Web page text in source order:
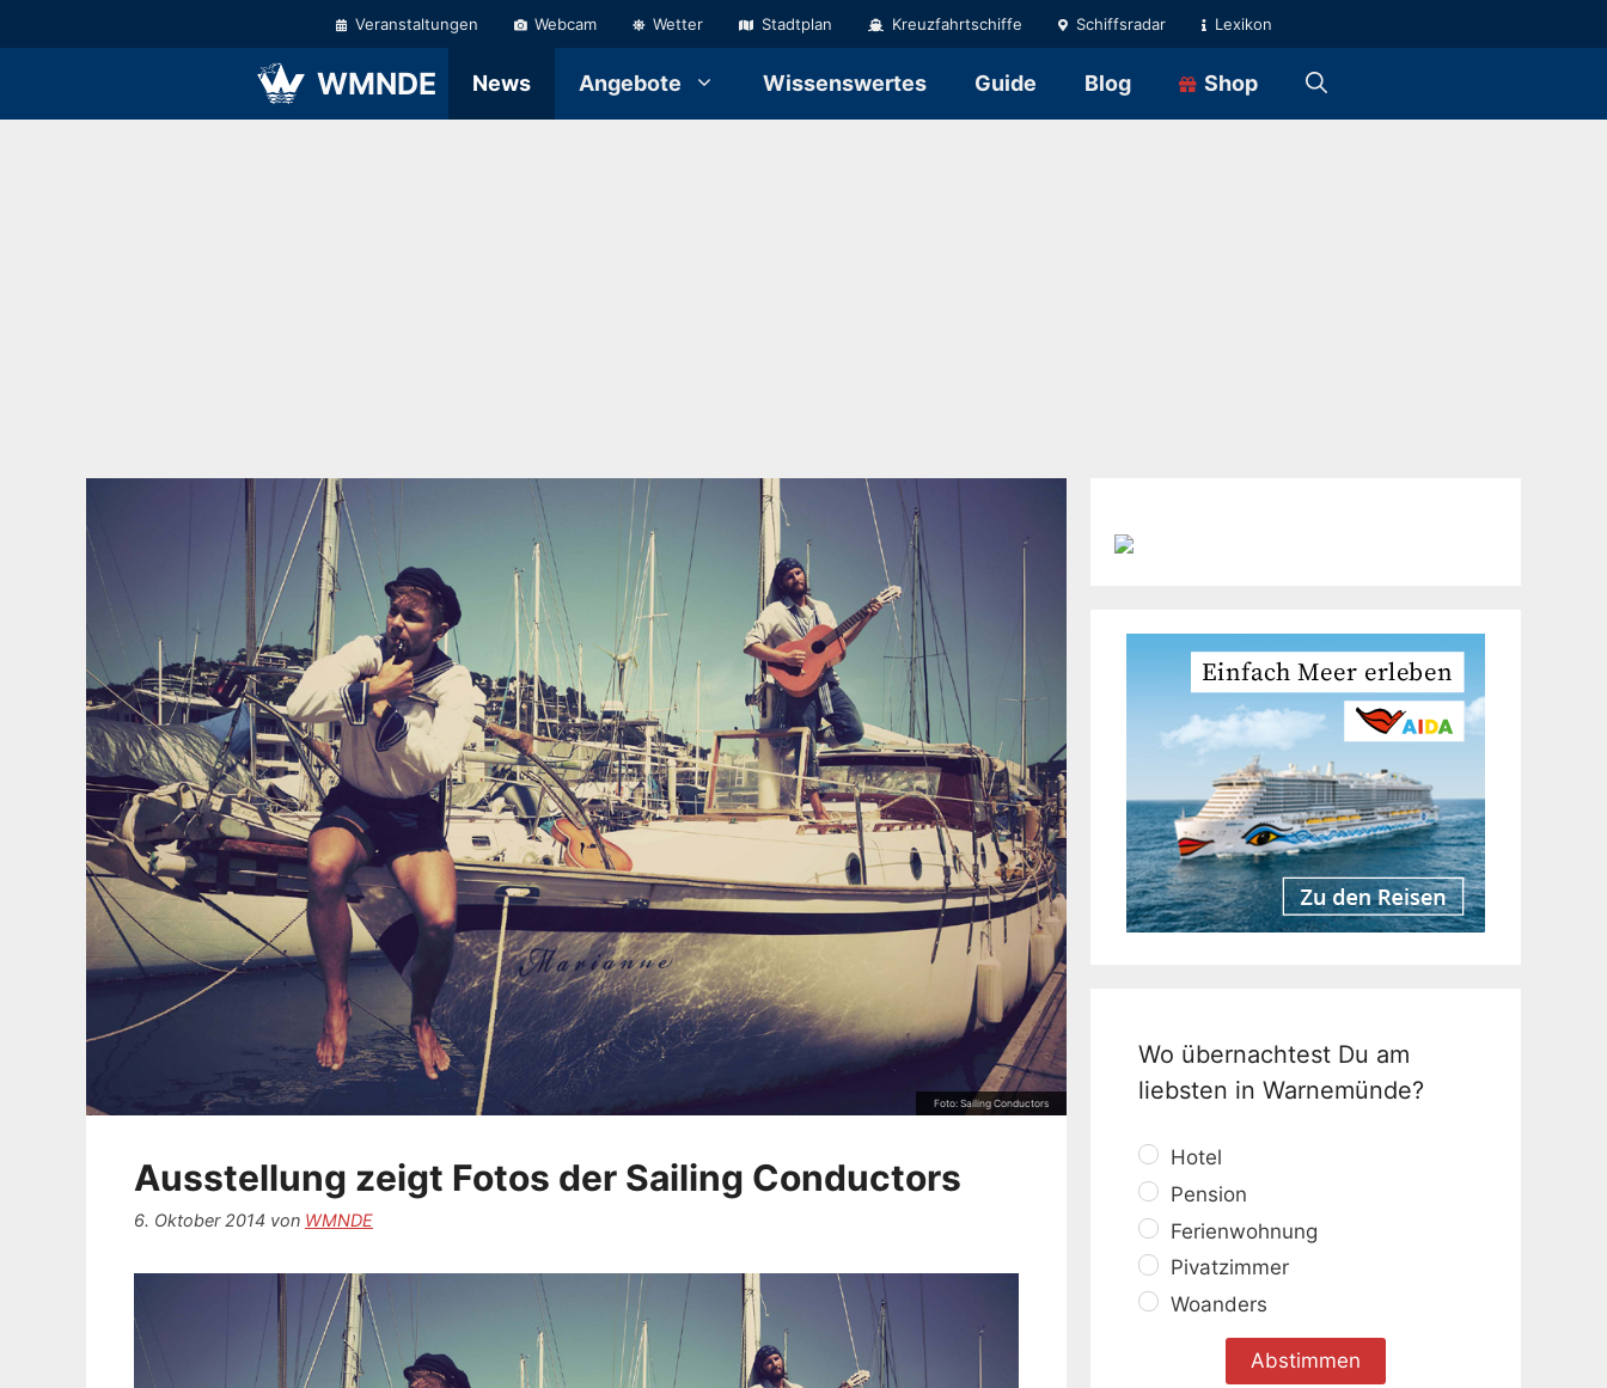
Inhalt
Veranstaltungen Webcam Wetter Stadtplan Kreuzfahrtschiffe Schiffsradar Lexikon
WMNDE News Angebote Wissenswertes Guide Blog Shop
Foto: Sailing Conductors
Ausstellung zeigt Fotos der Sailing Conductors
6. Oktober 2014 von WMNDE
Wo übernachtest Du am
liebsten in Warnemünde?
Hotel
Pension
Ferienwohnung
Pivatzimmer
Woanders